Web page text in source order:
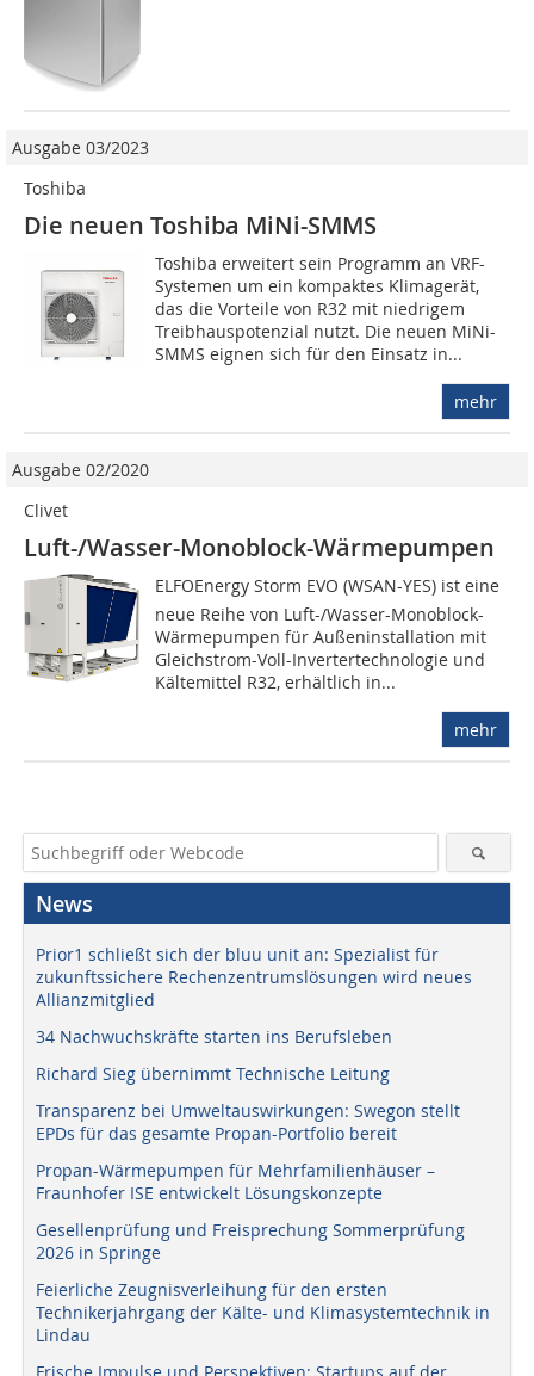
Ausgabe 03/2023
Toshiba
Die neuen Toshiba MiNi-SMMS
Toshiba erweitert sein Programm an VRF-
Systemen um ein kompaktes Klimagerät,
das die Vorteile von R32 mit niedrigem
Treibhauspotenzial nutzt. Die neuen MiNi-
SMMS eignen sich für den Einsatz in...
mehr
Ausgabe 02/2020
Clivet
Luft-/Wasser-Monoblock-Wärmepumpen
ELFOEnergy Storm EVO (WSAN-YES) ist eine
neue Reihe von Luft-/Wasser-Monoblock-
Wärmepumpen für Außeninstallation mit
Gleichstrom-Voll-Invertertechnologie und
Kältemittel R32, erhältlich in...
mehr
News
Prior1 schließt sich der bluu unit an: Spezialist für
zukunftssichere Rechenzentrumslösungen wird neues
Allianzmitglied
34 Nachwuchskräfte starten ins Berufsleben
Richard Sieg übernimmt Technische Leitung
Transparenz bei Umweltauswirkungen: Swegon stellt
EPDs für das gesamte Propan-Portfolio bereit
Propan-Wärmepumpen für Mehrfamilienhäuser –
Fraunhofer ISE entwickelt Lösungskonzepte
Gesellenprüfung und Freisprechung Sommerprüfung
2026 in Springe
Feierliche Zeugnisverleihung für den ersten
Technikerjahrgang der Kälte- und Klimasystemtechnik in
Lindau
Frische Impulse und Perspektiven: Startups auf der